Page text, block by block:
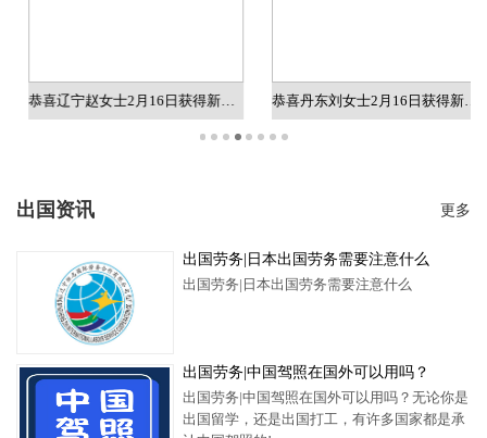
恭喜辽宁赵女士2月16日获得新加坡质检工作批文 恭喜丹东刘女士2月16日获得新加坡销售工作批文
出国资讯 更多
出国劳务​|日本出国劳务需要注意什么
出国劳务​|日本出国劳务需要注意什么
出国劳务|中国驾照在国外可以用吗？
出国劳务|中国驾照在国外可以用吗？无论你是
出国留学，还是出国打工，有许多国家都是承